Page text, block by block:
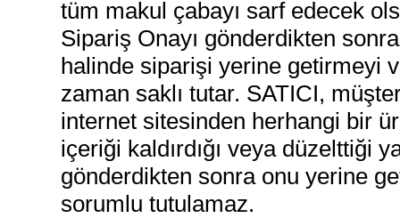
tüm makul çabayı sarf edecek
Sipariş Onayı gönderdikten
halinde siparişi yerine getirmeyi
zaman saklı tutar. SATICI,
internet sitesinden herhangi bir
içeriği kaldırdığı veya düzelttiği
gönderdikten sonra onu yerine
sorumlu tutulamaz.